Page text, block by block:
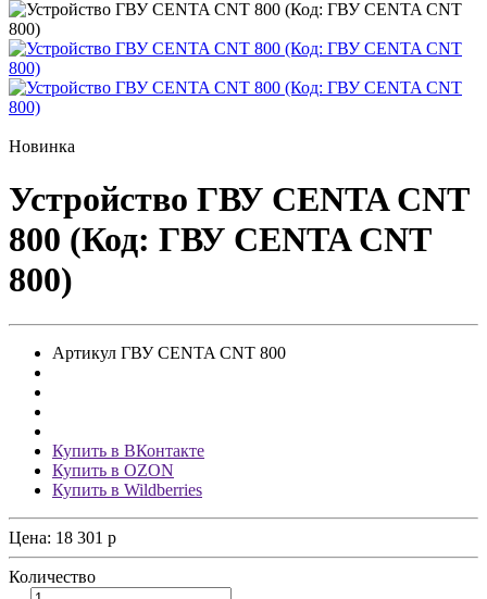
Новинка
Устройство ГВУ CENTA CNT
800 (Код: ГВУ CENTA CNT
800)
Артикул ГВУ CENTA CNT 800
Купить в ВКонтакте
Купить в OZON
Купить в Wildberries
Цена: 18 301 p
Количество